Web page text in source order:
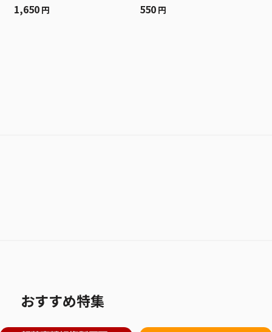
1,650 円 550 円
おすすめ特集